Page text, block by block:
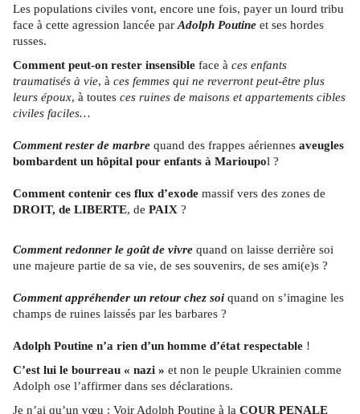
Les populations civiles vont, encore une fois, payer un lourd tribu
face à cette agression lancée par Adolph Poutine et ses hordes
russes.
Comment peut-on rester insensible face à ces enfants
traumatisés à vie, à ces femmes qui ne reverront peut-être plus
leurs époux, à toutes ces ruines de maisons et appartements cibles
civiles faciles…
Comment rester de marbre quand des frappes aériennes aveugles
bombardent un hôpital pour enfants à Marioupol ?
Comment contenir ces flux d’exode massif vers des zones de
DROIT, de LIBERTE, de PAIX ?
Comment redonner le goût de vivre quand on laisse derrière soi
une majeure partie de sa vie, de ses souvenirs, de ses ami(e)s ?
Comment appréhender un retour chez soi quand on s’imagine les
champs de ruines laissés par les barbares ?
Adolph Poutine n’a rien d’un homme d’état respectable !
C’est lui le bourreau « nazi » et non le peuple Ukrainien comme
Adolph ose l’affirmer dans ses déclarations.
Je n’ai qu’un vœu : Voir Adolph Poutine à la COUR PENALE